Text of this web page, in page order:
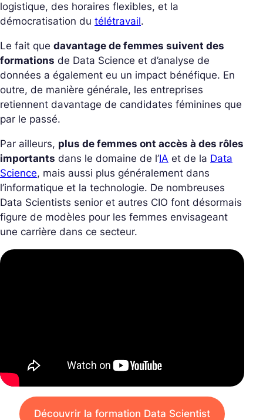
logistique, des horaires flexibles, et la
démocratisation du télétravail.
Le fait que davantage de femmes suivent des
formations de Data Science et d’analyse de
données a également eu un impact bénéfique. En
outre, de manière générale, les entreprises
retiennent davantage de candidates féminines que
par le passé.
Par ailleurs, plus de femmes ont accès à des rôles
importants dans le domaine de l’IA et de la Data
Science, mais aussi plus généralement dans
l’informatique et la technologie. De nombreuses
Data Scientists senior et autres CIO font désormais
figure de modèles pour les femmes envisageant
une carrière dans ce secteur.
Découvrir la formation Data Scientist